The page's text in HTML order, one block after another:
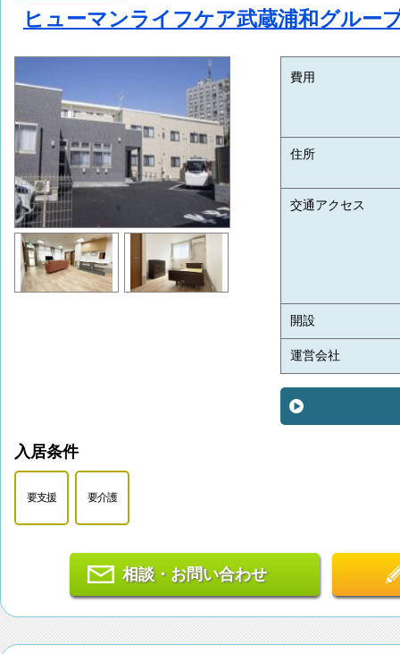
ヒューマンライフケア武蔵浦和グルー
費用
住所
交通アクセス
開設
運営会社
入居条件
要支援 要介護
相談・お問い合わせ